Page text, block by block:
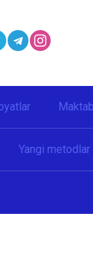
Yangi metodlar